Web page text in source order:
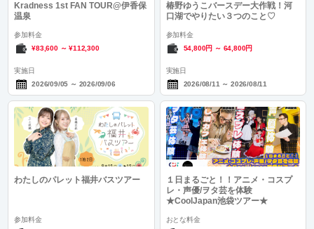
Kradness 1st FAN TOUR@伊香保
温泉
参加料金
¥83,600～¥112,300
実施日
2026/09/05 ～ 2026/09/06
椿野ゆうこバースデー大作戦！河
口湖でやりたい３つのこと♡
参加料金
54,800円 ～ 64,800円
実施日
2026/08/11 ～ 2026/08/11
わたしのパレット福井バスツアー
参加料金
１日まるごと！！アニメ・コスプ
レ・声優/ヲタ芸を体験
★CoolJapan池袋ツアー★
おとな料金